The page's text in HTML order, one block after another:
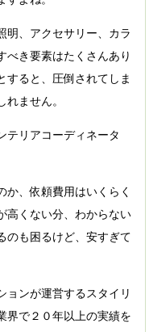
明、アクセサリー、カラ
べき要素はたくさんあり
すると、圧倒されてしま
ません。
テリアコーディネータ
か、依頼費用はいくらく
高くない分、わからない
のも困るけど、安すぎて
ョンが運営するスタイリ
界で２０年以上の実績を